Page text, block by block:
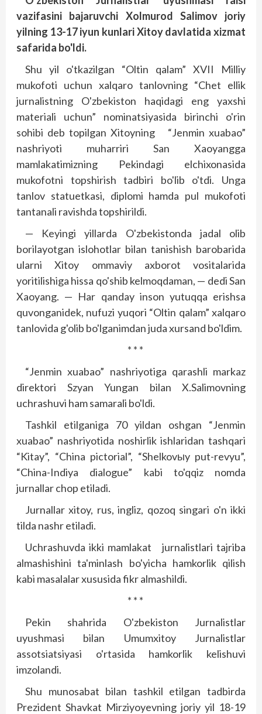
vazifasini bajaruvchi Xolmurod Salimov joriy
yilning 13-17 iyun kunlari Xitoy davlatida xizmat
safarida bo'ldi.
Shu yil o'tkazilgan “Oltin qalam” XVII Milliy
mukofoti uchun xalqaro tanlovning “Chet ellik
jurnalistning O'zbekiston haqidagi eng yaxshi
materiali uchun” nominatsiyasida birinchi o'rin
sohibi deb topilgan Xitoyning “Jenmin xuabao”
nashriyoti muharriri San Xaoyangga
mamlakatimizning Pekindagi elchixonasida
mukofotni topshirish tadbiri bo'lib o'tdi. Unga
tanlov statuetkasi, diplomi hamda pul mukofoti
tantanali ravishda topshirildi.
— Keyingi yillarda O'zbekistonda jadal olib
borilayotgan islohotlar bilan tanishish barobarida
ularni Xitoy ommaviy axborot vositalarida
yoritilishiga hissa qo'shib kelmoqdaman, — dedi San
Xaoyang. — Har qanday inson yutuqqa erishsa
quvonganidek, nufuzi yuqori “Oltin qalam” xalqaro
tanlovida g'olib bo'lganimdan juda xursand bo'ldim.
* * *
“Jenmin xuabao” nashriyotiga qarashli markaz
direktori Szyan Yungan bilan X.Salimovning
uchrashuvi ham samarali bo'ldi.
Tashkil etilganiga 70 yildan oshgan “Jenmin
xuabao” nash­riyotida noshirlik ishlaridan tashqari
“Kitay”, “China pictorial”, “Shelkovыy put-revyu”,
“China-Indiya dialogue” kabi to'qqiz nomda
jurnallar chop etiladi.
Jurnallar xitoy, rus, ingliz, qozoq singari o'n ikki
tilda nashr etiladi.
Uchrashuvda ikki mamlakat jurnalistlari tajriba
almashishini ta'minlash bo'yicha hamkorlik qilish
kabi masalalar xususida fikr almashildi.
* * *
Pekin shahrida O'zbekiston Jurnalistlar
uyushmasi bilan Umumxitoy Jurnalistlar
assotsiatsiyasi o'rtasida hamkorlik kelishuvi
imzolandi.
Shu munosabat bilan tashkil etilgan tadbirda
Prezident Shavkat­­ Mirziyoyevning joriy yil 18-19